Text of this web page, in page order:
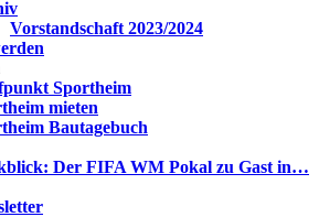
Vorstandschaft 2023/2024
Sportheim
mieten
Bautagebuch
Der FIFA WM Pokal zu Gast in…